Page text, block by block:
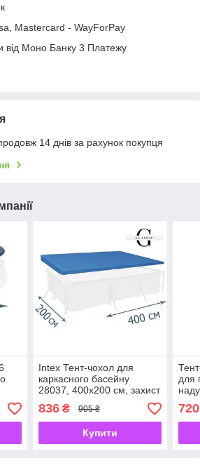
Mastercard - WayForPay
від Моно Банку 3 Платежу
14 днів за рахунок покупця
Intex Тент-чохол для
каркасного басейну
28037, 400x200 см, захист
від сміття та
ультрафіолету
836₴ 905 ₴
Купити
для
720